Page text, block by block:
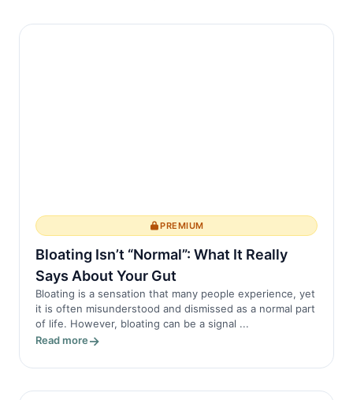
PREMIUM
Bloating Isn’t “Normal”: What It Really
Says About Your Gut
Bloating is a sensation that many people experience, yet
it is often misunderstood and dismissed as a normal part
of life. However, bloating can be a signal ...
Read more